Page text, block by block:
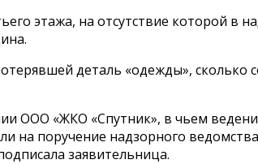
этажа, на отсутствие которой в
деталь «одежды», сколько
«ЖКО «Спутник», в чьем
на поручение надзорного
заявительница.